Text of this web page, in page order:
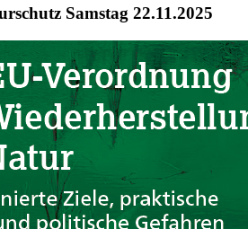
Samstag 22.11.2025